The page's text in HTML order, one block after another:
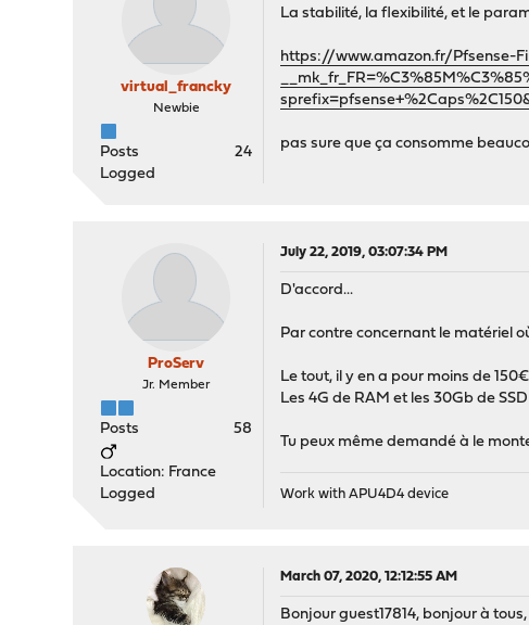
virtual_francky
Newbie
Posts
24
Logged
La stabilité, la flexibilité, et le
https://www.amazon.fr/Pfsense-
pas sure que ça consomme
ProServ
Jr. Member
Posts 58
Location: France
Logged
July 22, 2019, 03:07:34 PM
D'accord...
Par contre concernant le matériel
Le tout, il y en a pour moins de
Les 4G de RAM et les 30Gb de
Tu peux même demandé à le
Work with APU4D4 device
March 07, 2020, 12:12:55 AM
Bonjour guest17814, bonjour à tous,